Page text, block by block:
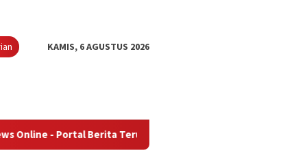
KAMIS, 6 AGUSTUS 2026
Berita Terupdate & Terpercaya